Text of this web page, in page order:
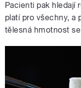
Pacienti pak hledají
platí pro všechny, a
tělesná hmotnost